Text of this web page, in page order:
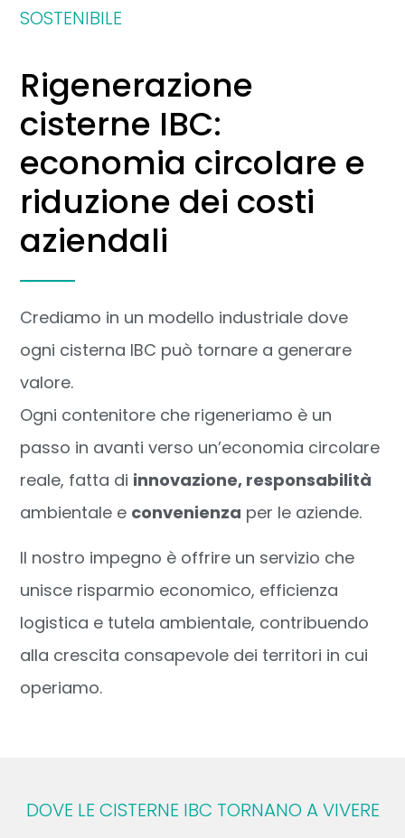
SOSTENIBILE
Rigenerazione
cisterne IBC:
economia circolare e
riduzione dei costi
aziendali
Crediamo in un modello industriale dove
ogni cisterna IBC può tornare a generare
valore.
Ogni contenitore che rigeneriamo è un
passo in avanti verso un’economia circolare
reale, fatta di innovazione, responsabilità
ambientale e convenienza per le aziende.
Il nostro impegno è offrire un servizio che
unisce risparmio economico, efficienza
logistica e tutela ambientale, contribuendo
alla crescita consapevole dei territori in cui
operiamo.
DOVE LE CISTERNE IBC TORNANO A VIVERE